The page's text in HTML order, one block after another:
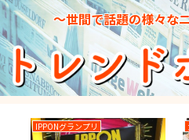
～世間で話題の様々な
IPPONグランプリ